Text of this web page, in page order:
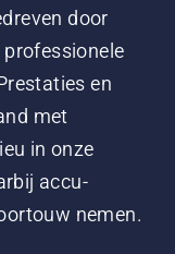
door
en
met
in onze
accu-
nemen.